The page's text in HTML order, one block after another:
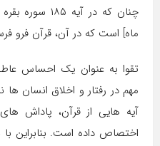
چنان که در
ماه‏] است که در آن، قرآن فرو
تقوا به عنوان یک احساس
مهم در رفتار و اخلاق انسان ها
آیه هایی از قرآن، پاداش
اختصاص داده است. بنابراین